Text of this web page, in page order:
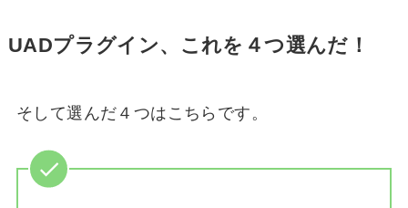
UADプラグイン、これを４つ選んだ！
そして選んだ４つはこちらです。